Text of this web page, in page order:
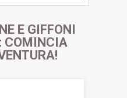
E GIFFONI
COMINCIA